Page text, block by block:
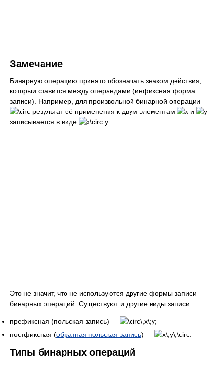
Замечание
Бинарную операцию принято обозначать знаком действия,
который ставится между операндами (инфиксная форма
записи). Например, для произвольной бинарной операции
результат её применения к двум элементам
и
записывается в виде
Это не значит, что не используются другие формы записи
бинарных операций. Существуют и другие виды записи:
префиксная (польская запись) —
;
постфиксная (обратная польская запись) —
Типы бинарных операций